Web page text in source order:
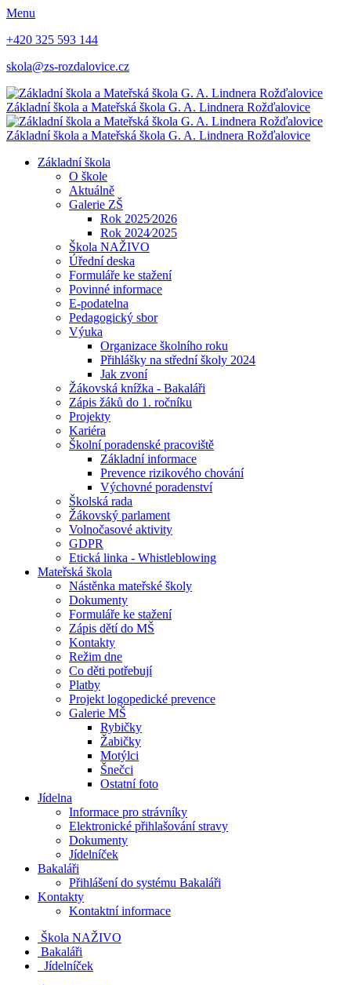
Menu
+420 325 593 144
skola@zs-rozdalovice.cz
Základní škola a Mateřská škola G. A. Lindnera Rožďalovice
Základní škola a Mateřská škola G. A. Lindnera Rožďalovice
Základní škola
O škole
Aktuálně
Galerie ZŠ
Rok 2025⁄2026
Rok 2024⁄2025
Škola NAŽIVO
Úřední deska
Formuláře ke stažení
Povinné informace
E-podatelna
Pedagogický sbor
Výuka
Organizace školního roku
Přihlášky na střední školy 2024
Jak zvoní
Žákovská knížka - Bakaláři
Zápis žáků do 1. ročníku
Projekty
Kariéra
Školní poradenské pracoviště
Základní informace
Prevence rizikového chování
Výchovné poradenství
Školská rada
Žákovský parlament
Volnočasové aktivity
GDPR
Etická linka - Whistleblowing
Mateřská škola
Nástěnka mateřské školy
Dokumenty
Formuláře ke stažení
Zápis dětí do MŠ
Kontakty
Režim dne
Co děti potřebují
Platby
Projekt logopedické prevence
Galerie MŠ
Rybičky
Žabičky
Motýlci
Šnečci
Ostatní foto
Jídelna
Informace pro strávníky
Elektronické přihlašování stravy
Dokumenty
Jídelníček
Bakaláři
Přihlášení do systému Bakaláři
Kontakty
Kontaktní informace
Škola NAŽIVO
Bakaláři
Jídelníček